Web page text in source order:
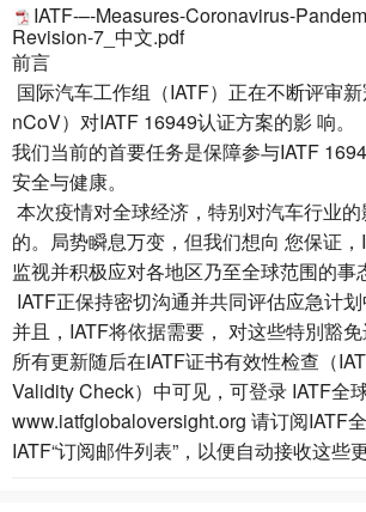
IATF-–-Measures-Coronavirus-
Revision-7_中文.pdf
前言
国际汽车工作组（IATF）正在不断评审
nCoV）对IATF 16949认证方案的影 响。
我们当前的首要任务是保障参与IATF
安全与健康。
本次疫情对全球经济，特别对汽车行业
的。局势瞬息万变，但我们想向 您保证
监视并积极应对各地区乃至全球范围的事
IATF正保持密切沟通并共同评估应急计划
并且，IATF将依据需要， 对这些特別豁免
所有更新随后在IATF证书有效性检查（
Validity Check）中可见，可登录 IATF全
www.iatfglobaloversight.org 请订阅IATF
IATF“订阅邮件列表”，以便自动接收这些